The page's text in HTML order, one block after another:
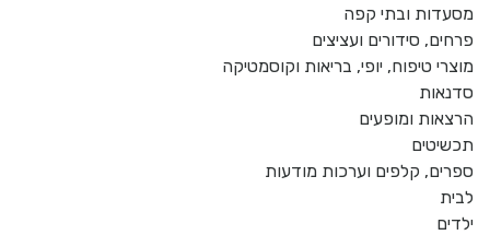
מסעדות ובתי קפה
פרחים, סידורים ועציצים
מוצרי טיפוח, יופי, בריאות וקוסמטיקה
סדנאות
הרצאות ומופעים
תכשיטים
ספרים, קלפים וערכות מודעות
לבית
ילדים